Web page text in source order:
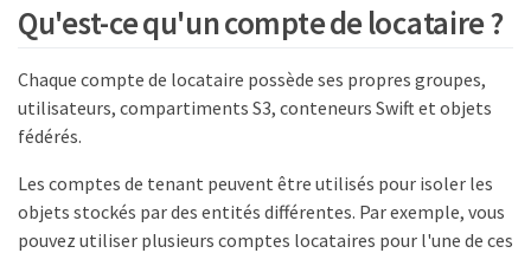
Qu'est-ce qu'un compte de locataire ?
Chaque compte de locataire possède ses propres groupes,
utilisateurs, compartiments S3, conteneurs Swift et objets
fédérés.
Les comptes de tenant peuvent être utilisés pour isoler les
objets stockés par des entités différentes. Par exemple, vous
pouvez utiliser plusieurs comptes locataires pour l'une de ces